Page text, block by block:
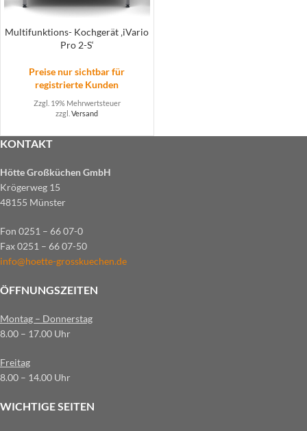
Multifunktions- Kochgerät ‚iVario
Pro 2-S‘
Preise nur sichtbar für
registrierte Kunden
Zzgl. 19% Mehrwertsteuer
zzgl.Versand
KONTAKT
Hötte Großküchen GmbH
Krögerweg 15
48155 Münster
Fon 0251 – 66 07-0
Fax 0251 – 66 07-50
info@hoette-grosskuechen.de
ÖFFNUNGSZEITEN
Montag – Donnerstag
8.00 – 17.00 Uhr
Freitag
8.00 – 14.00 Uhr
WICHTIGE SEITEN